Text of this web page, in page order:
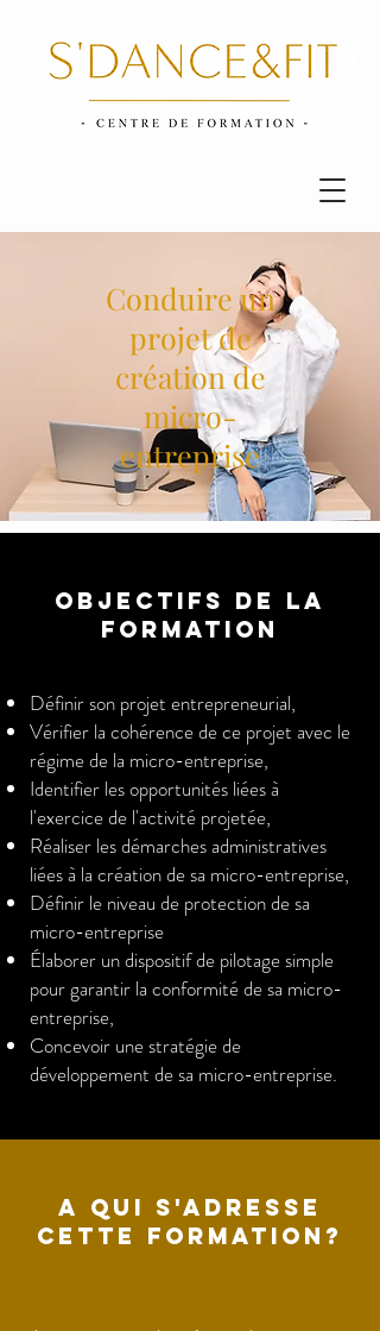
Conduire un
projet de
création de
micro-
entreprise
OBJECTIFS DE LA
FORMATION
Définir son projet entrepreneurial,
Vérifier la cohérence de ce projet avec le
régime de la micro-entreprise,
Identifier les opportunités liées à
l'exercice de l'activité projetée,
Réaliser les démarches administratives
liées à la création de sa micro-entreprise,
Définir le niveau de protection de sa
micro-entreprise
Élaborer un dispositif de pilotage simple
pour garantir la conformité de sa micro-
entreprise,
Concevoir une stratégie de
développement de sa micro-entreprise.
A QUI S'ADRESSE
CETTE FORMATION?